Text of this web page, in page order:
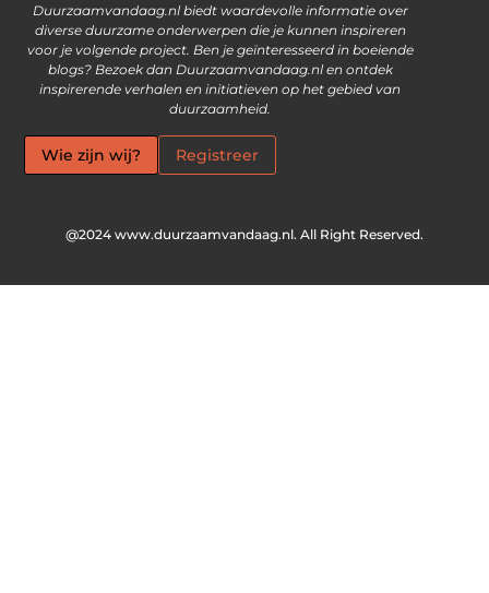
Duurzaamvandaag.nl biedt waardevolle informatie over
diverse duurzame onderwerpen die je kunnen inspireren
voor je volgende project. Ben je geïnteresseerd in boeiende
blogs? Bezoek dan Duurzaamvandaag.nl en ontdek
inspirerende verhalen en initiatieven op het gebied van
duurzaamheid.
Wie zijn wij? Registreer
@2024 www.duurzaamvandaag.nl. All Right Reserved.